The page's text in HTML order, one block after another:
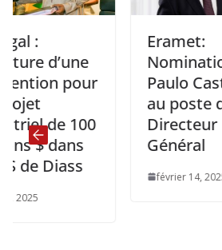
pour
100
dans
Eramet:
Nomination de
Paulo Castellari
au poste de
Directeur
Général
février 14, 2025